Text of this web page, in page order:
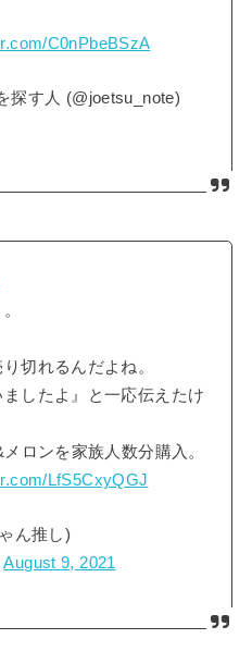
C0nPbeBSzA
す人 (@joetsu_note)
切れるんだよね。
したよ』と一応伝えたけ
ロンを家族人数分購入。
LfS5CxyQGJ
ん推し)
August 9, 2021